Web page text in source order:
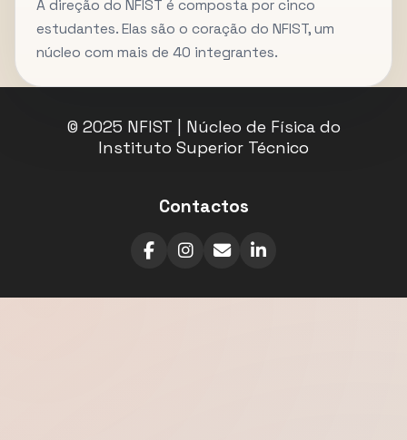
A direção do NFIST é composta por cinco
estudantes. Elas são o coração do NFIST, um
núcleo com mais de 40 integrantes.
© 2025 NFIST | Núcleo de Física do
Instituto Superior Técnico
Contactos